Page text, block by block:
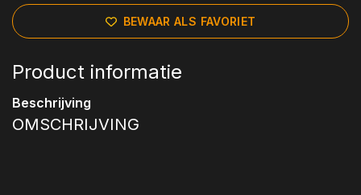
BEWAAR ALS FAVORIET
Product informatie
Beschrijving
OMSCHRIJVING